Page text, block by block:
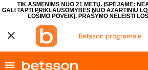
TIK ASMENIMS NUO 21 METŲ. ĮSPĖJAME:
GALI TAPTI PRIKLAUSOMYBĖS NUO AZARTINIŲ
LOŠIMO POVEIKĮ. PRAŠYMO NELEISTI
Betsson programėlė